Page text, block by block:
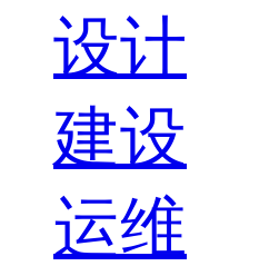
设计
建设
运维